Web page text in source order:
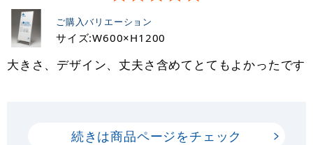
ご購入バリエーション
サイズ:W600×H1200
大きさ、デザイン、丈夫さ含めてとてもよかったです
続きは商品ページをチェック